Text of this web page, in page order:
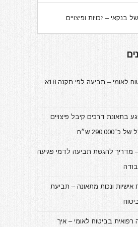
בנקאי – זכויות ופיצויים
נכה נזקק בביטוח לאומי – תביעה לפי תקנה 18א
בתאונת דרכים קיבל פיצויים
ש״ח
בל/211 – מדריך להגשת תביעה לדמי פגיעה
אישיות ונכות מתאונה – תביעת
רפואית בביטוח לאומי – איך